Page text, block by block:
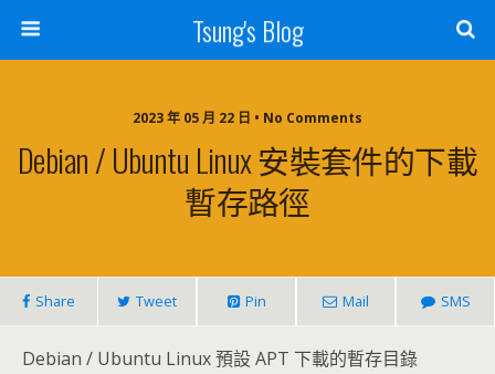
Tsung's Blog
2023 年 05 月 22 日 • No Comments
Debian / Ubuntu Linux 安裝套件的下載
暫存路徑
Share Tweet Pin Mail SMS
Debian / Ubuntu Linux 預設 APT 下載的暫存目錄